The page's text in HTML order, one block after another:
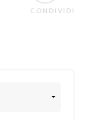
CONDIVIDI